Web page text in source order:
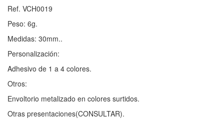
Ref. VCH0019
Peso: 6g.
Medidas: 30mm..
Personalización:
Adhesivo de 1 a 4 colores.
Otros:
Envoltorio metalizado en colores surtidos.
Otras presentaciones(CONSULTAR).